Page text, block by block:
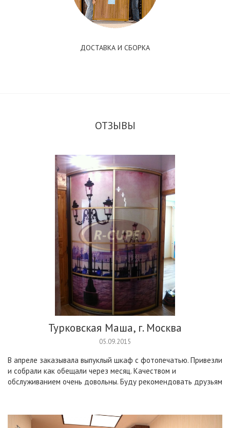
ДОСТАВКА И СБОРКА
ОТЗЫВЫ
Турковская Маша, г. Москва
05.09.2015
В апреле заказывала выпуклый шкаф с фотопечатью. Привезли
и собрали как обещали через месяц. Качеством и
обслуживанием очень довольны. Буду рекомендовать друзьям